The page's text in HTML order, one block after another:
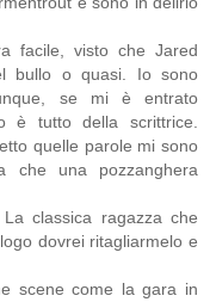
facile, visto che Jared
bullo o quasi. Io sono
se mi è entrato
è tutto della scrittrice.
quelle parole mi sono
una pozzanghera
classica ragazza che
dovrei ritagliarmelo e
scene come la gara in